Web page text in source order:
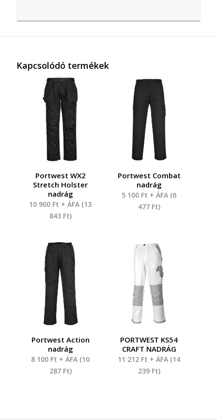
Kapcsolódó termékek
Portwest WX2
Stretch Holster
nadrág
10 900 Ft + ÁFA (13
843 Ft)
Portwest Combat
nadrág
5 100 Ft + ÁFA (6
477 Ft)
Portwest Action
nadrág
8 100 Ft + ÁFA (10
287 Ft)
PORTWEST KS54
CRAFT NADRÁG
11 212 Ft + ÁFA (14
239 Ft)